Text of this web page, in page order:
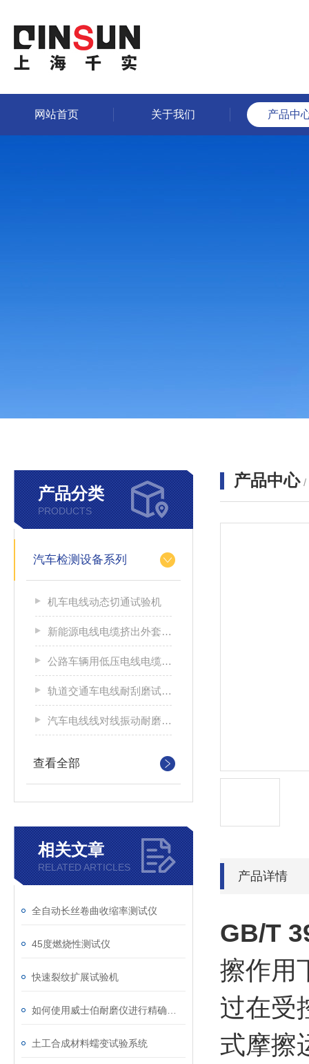
网站首页 关于我们 产品中
产品分类
PRODUCTS
汽车检测设备系列
机车电线动态切通试验机
新能源电线电缆挤出外套刮磨试验仪
公路车辆用低压电线电缆耐刮磨试验机
轨道交通车电线耐刮磨试验机
汽车电线线对线振动耐磨试验机
查看全部
相关文章
RELATED ARTICLES
全自动长丝卷曲收缩率测试仪
45度燃烧性测试仪
快速裂纹扩展试验机
土工合成材料蠕变试验系统
产品中心 /
产品详情
GB/T
擦作用
过在受
式摩擦